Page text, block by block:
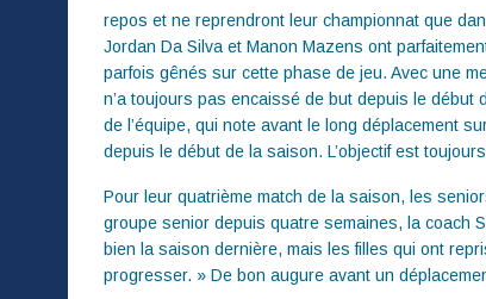
repos et ne reprendront leur championnat que
Jordan Da Silva et Manon Mazens ont
parfois gênés sur cette phase de jeu. Avec une
n’a toujours pas encaissé de but depuis le début
de l’équipe, qui note avant le long déplacement
depuis le début de la saison. L’objectif est
Pour leur quatrième match de la saison, les
groupe senior depuis quatre semaines, la coach
bien la saison dernière, mais les filles qui ont
progresser. » De bon augure avant un